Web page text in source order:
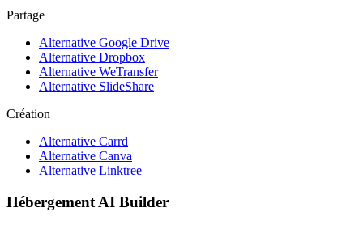
Partage
Alternative Google Drive
Alternative Dropbox
Alternative WeTransfer
Alternative SlideShare
Création
Alternative Carrd
Alternative Canva
Alternative Linktree
Hébergement AI Builder